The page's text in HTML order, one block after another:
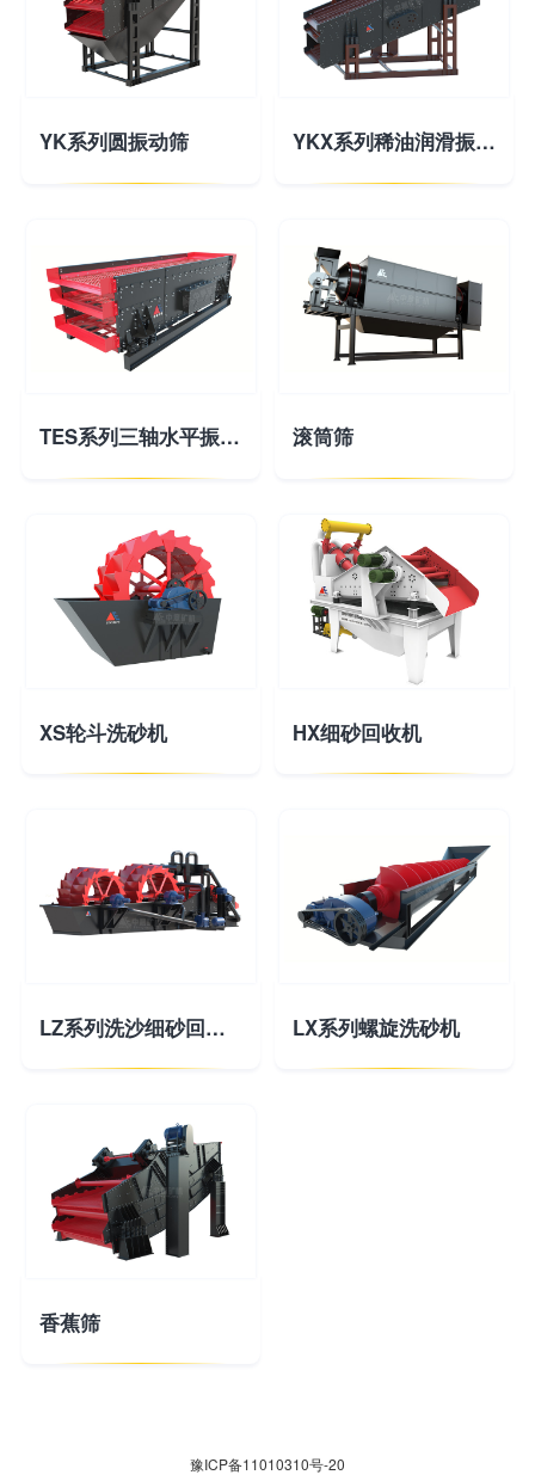
YK系列圆振动筛 YKX系列稀油润滑振动筛
TES系列三轴水平振动筛 滚筒筛
XS轮斗洗砂机 HX细砂回收机
LZ系列洗沙细砂回收一体机 LX系列螺旋洗砂机
香蕉筛
豫ICP备11010310号-20